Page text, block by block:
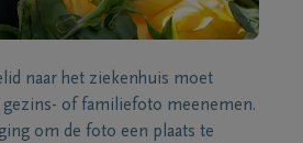
naar het ziekenhuis moet
gezins- of familiefoto meenemen.
om de foto een plaats te